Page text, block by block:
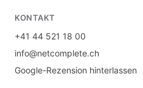
KONTAKT
+41 44 521 18 00
info@netcomplete.ch
Google-Rezension hinterlassen